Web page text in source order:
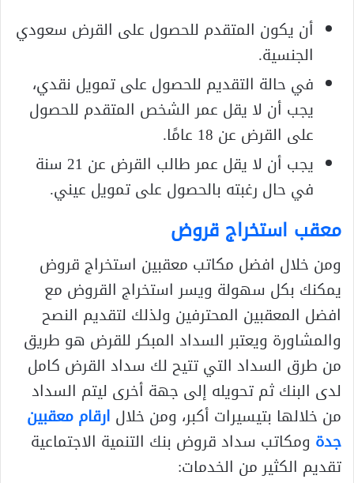
أن يكون المتقدم للحصول على القرض سعودي
الجنسية.
في حالة التقديم للحصول على تمويل نقدي،
يجب أن لا يقل عمر الشخص المتقدم للحصول
على القرض عن 18 عامًا.
يجب أن لا يقل عمر طالب القرض عن 21 سنة
في حال رغبته بالحصول على تمويل عيني.
معقب استخراج قروض
ومن خلال افضل مكاتب معقبين استخراج قروض
يمكنك بكل سهولة ويسر استخراج القروض مع
افضل المعقبين المحترفين ولذلك لتقديم النصح
والمشاورة ويعتبر السداد المبكر للقرض هو طريق
من طرق السداد التي تتيح لك سداد القرض كامل
لدى البنك ثم تحويله إلى جهة أخرى ليتم السداد
من خلالها بتيسيرات أكبر، ومن خلال ارقام معقبين
جدة ومكاتب سداد قروض بنك التنمية الاجتماعية
تقديم الكثير من الخدمات: